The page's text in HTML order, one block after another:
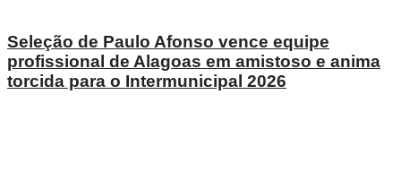
Seleção de Paulo Afonso vence equipe
profissional de Alagoas em amistoso e anima
torcida para o Intermunicipal 2026